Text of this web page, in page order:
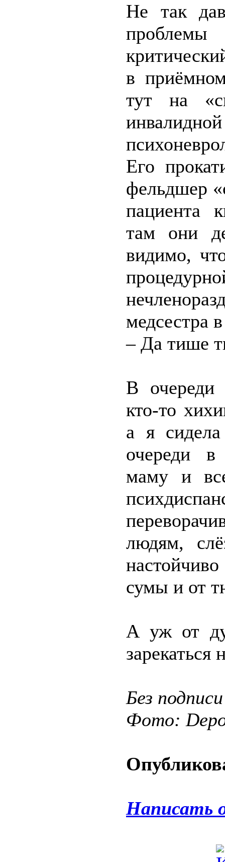
Не так
в
тут на
Его
фельдшер
пациента
там они
видимо,
медсестра
– Да тише
В очереди
кто-то
а я
очереди в
маму и
людям,
сумы и от
А уж от
зарекаться
Без подписи
Фото:
Написать